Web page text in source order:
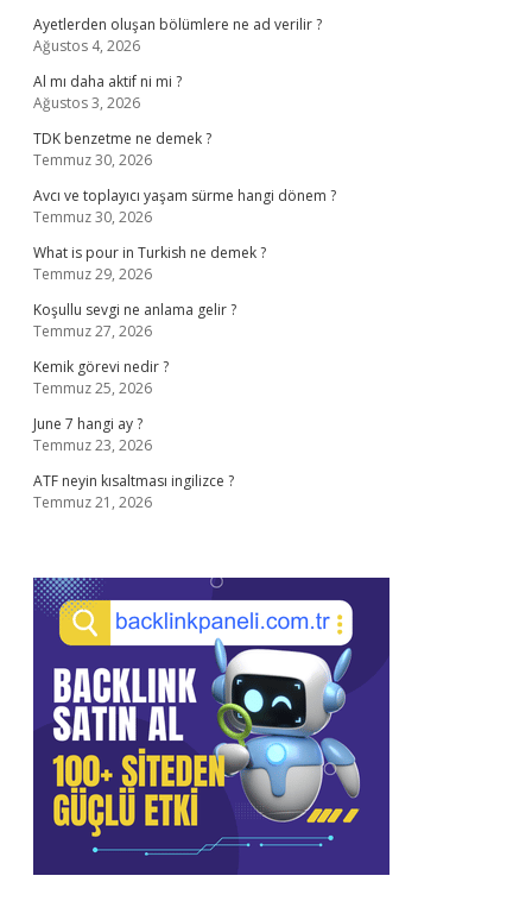
Ayetlerden oluşan bölümlere ne ad verilir ?
Ağustos 4, 2026
Al mı daha aktif ni mi ?
Ağustos 3, 2026
TDK benzetme ne demek ?
Temmuz 30, 2026
Avcı ve toplayıcı yaşam sürme hangi dönem ?
Temmuz 30, 2026
What is pour in Turkish ne demek ?
Temmuz 29, 2026
Koşullu sevgi ne anlama gelir ?
Temmuz 27, 2026
Kemik görevi nedir ?
Temmuz 25, 2026
June 7 hangi ay ?
Temmuz 23, 2026
ATF neyin kısaltması ingilizce ?
Temmuz 21, 2026